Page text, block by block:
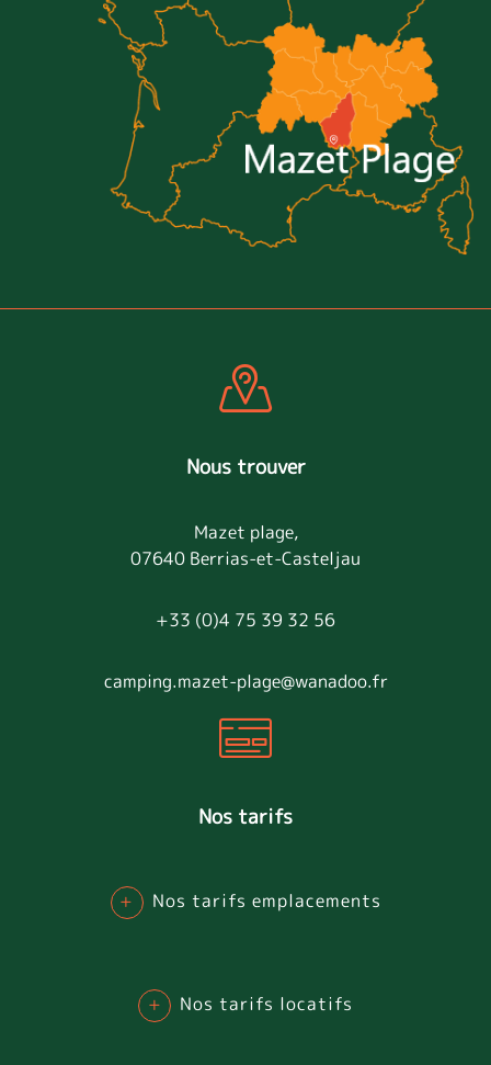
Nous trouver
Mazet plage,
07640 Berrias-et-Casteljau
+33 (0)4 75 39 32 56
camping.mazet-plage@wanadoo.fr
Nos tarifs
+ Nos tarifs emplacements
+ Nos tarifs locatifs